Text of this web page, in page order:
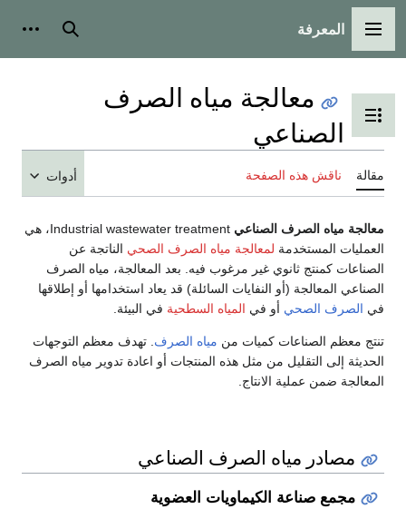
القائمة الرئيسية
المعرفة بحث
تبديل عرض جدول المحتويات
معالجة مياه الصرف
الصناعي
مقالة ناقش هذه الصفحة أدوات
معالجة مياه الصرف الصناعي
Industrial wastewater treatment، هي
العمليات المستخدمة لمعالجة مياه الصرف الصحي الناتجة عن
الصناعات كمنتج ثانوي غير مرغوب فيه. بعد المعالجة، مياه الصرف
الصناعي المعالجة (أو النفايات السائلة) قد يعاد استخدامها أو إطلاقها
في الصرف الصحي أو في المياه السطحية في البيئة.
تنتج معظم الصناعات كميات من مياه الصرف . تهدف معظم التوجهات
الحديثة إلى التقليل من مثل هذه المنتجات أو اعادة تدوير مياه الصرف
المعالجة ضمن عملية الانتاج.
مصادر مياه الصرف الصناعي
مجمع صناعة الكيماويات العضوية